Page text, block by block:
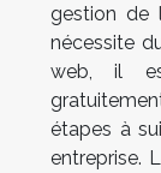
gestion de
nécessite
web, il
étapes à
entreprise.